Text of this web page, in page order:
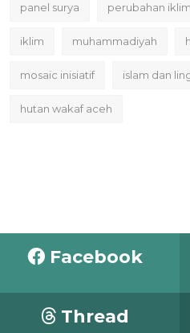
panel surya perubahan iklim
iklim muhammadiyah
mosaic inisiatif islam dan
hutan wakaf aceh
Facebook
Thread